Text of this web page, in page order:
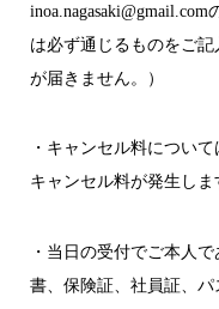
は必ず通じるものをご
が届きません。）
・キャンセル料につい
キャンセル料が発生しま
・当日の受付でご本人
書、保険証、社員証、パ